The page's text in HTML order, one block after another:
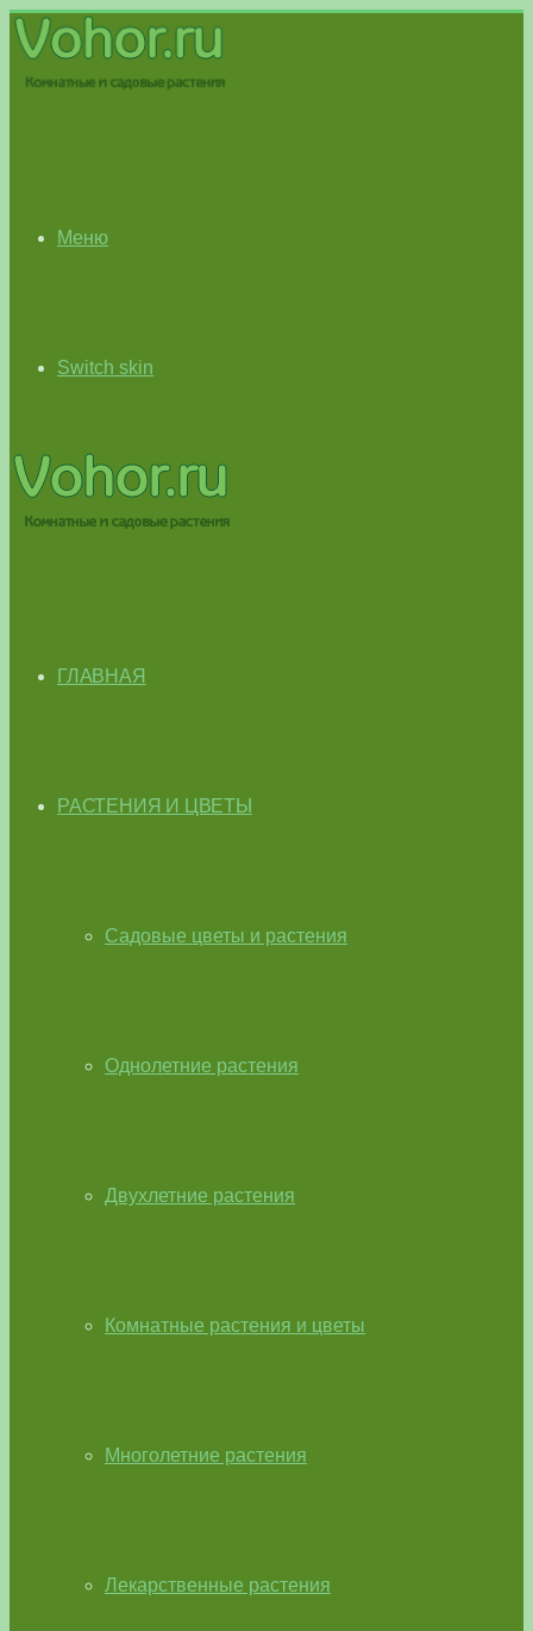
Меню
Switch skin
ГЛАВНАЯ
РАСТЕНИЯ И ЦВЕТЫ
Садовые цветы и растения
Однолетние растения
Двухлетние растения
Комнатные растения и цветы
Многолетние растения
Лекарственные растения